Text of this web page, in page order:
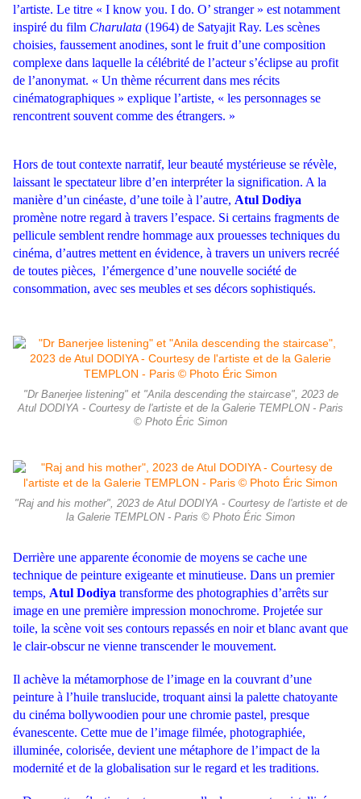
l’artiste. Le titre « I know you. I do. O’ stranger » est notamment
inspiré du film Charulata (1964) de Satyajit Ray. Les scènes
choisies, faussement anodines, sont le fruit d’une composition
complexe dans laquelle la célébrité de l’acteur s’éclipse au profit
de l’anonymat. « Un thème récurrent dans mes récits
cinématographiques » explique l’artiste, « les personnages se
rencontrent souvent comme des étrangers. »
Hors de tout contexte narratif, leur beauté mystérieuse se révèle,
laissant le spectateur libre d’en interpréter la signification. A la
manière d’un cinéaste, d’une toile à l’autre, Atul Dodiya
promène notre regard à travers l’espace. Si certains fragments de
pellicule semblent rendre hommage aux prouesses techniques du
cinéma, d’autres mettent en évidence, à travers un univers recréé
de toutes pièces, l’émergence d’une nouvelle société de
consommation, avec ses meubles et ses décors sophistiqués.
"Dr Banerjee listening" et "Anila descending the staircase", 2023 de
Atul DODIYA - Courtesy de l'artiste et de la Galerie TEMPLON - Paris
© Photo Éric Simon
"Raj and his mother", 2023 de Atul DODIYA - Courtesy de l'artiste et de
la Galerie TEMPLON - Paris © Photo Éric Simon
Derrière une apparente économie de moyens se cache une
technique de peinture exigeante et minutieuse. Dans un premier
temps, Atul Dodiya transforme des photographies d’arrêts sur
image en une première impression monochrome. Projetée sur
toile, la scène voit ses contours repassés en noir et blanc avant que
le clair-obscur ne vienne transcender le mouvement.
Il achève la métamorphose de l’image en la couvrant d’une
peinture à l’huile translucide, troquant ainsi la palette chatoyante
du cinéma bollywoodien pour une chromie pastel, presque
évanescente. Cette mue de l’image filmée, photographiée,
illuminée, colorisée, devient une métaphore de l’impact de la
modernité et de la globalisation sur le regard et les traditions.